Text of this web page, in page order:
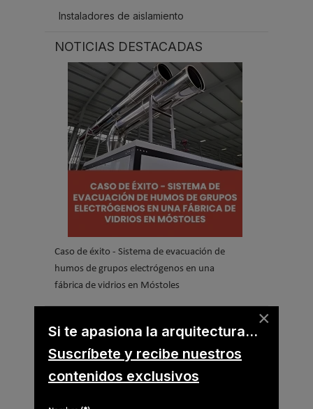
Instaladores de aislamiento
NOTICIAS DESTACADAS
Caso de éxito - Sistema de evacuación de
humos de grupos electrógenos en una
fábrica de vidrios en Móstoles
Suscríbete a
nuestros boletines
Y RECIBE EN TU EMAIL TODA LA
×
Si te apasiona la arquitectura...
Suscríbete y recibe nuestros
contenidos exclusivos